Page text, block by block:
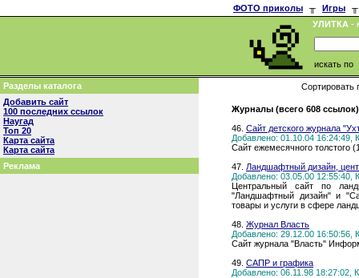
ФОТО приколы ╥ Игры
╥
УЛИТКА -
искать по
Разделы каталога
Добавить сайт
100 последних ссылок
Наугад
Топ 20
Карта сайта
Карта сайта
Реклама
Сортировать
Журналы (всего 608 ссылок)
46. Сайт детского журнала
Добавлено: 01.10.04 16:24:49,
Сайт ежемесячного толстого
47. Ландшафтный дизайн,
Добавлено: 03.05.00 12:55:40,
Центральный сайт по
"Ландшафтный дизайн" и
товары и услуги в сфере
48. Журнал Власть
Добавлено: 29.12.00 16:50:56,
Сайт журнала "Власть"
49. САПР и графика
Добавлено: 06.11.98 18:27:02,